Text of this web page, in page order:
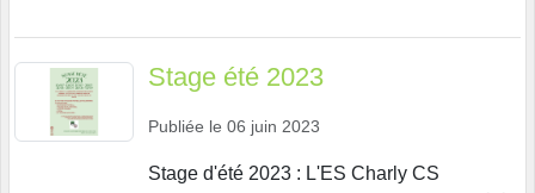
Stage été 2023
Publiée le 06 juin 2023
Stage d'été 2023 : L'ES Charly CS